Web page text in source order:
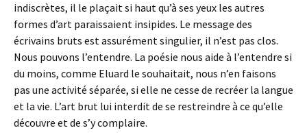
indiscrètes, il le plaçait si haut qu’à ses yeux les autres
formes d’art paraissaient insipides. Le message des
écrivains bruts est assurément singulier, il n’est pas clos.
Nous pouvons l’entendre. La poésie nous aide à l’entendre si
du moins, comme Eluard le souhaitait, nous n’en faisons
pas une activité séparée, si elle ne cesse de recréer la langue
et la vie. L’art brut lui interdit de se restreindre à ce qu’elle
découvre et de s’y complaire.